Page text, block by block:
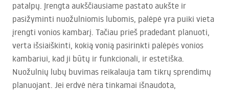
patalpų. Įrengta aukščiausiame pastato aukšte ir
pasižyminti nuožulniomis lubomis, palėpė yra puiki vieta
įrengti vonios kambarį. Tačiau prieš pradedant planuoti,
verta išsiaiškinti, kokią vonią pasirinkti palėpės vonios
kambariui, kad ji būtų ir funkcionali, ir estetiška.
Nuožulnių lubų buvimas reikalauja tam tikrų sprendimų
planuojant. Jei erdvė nėra tinkamai išnaudota,